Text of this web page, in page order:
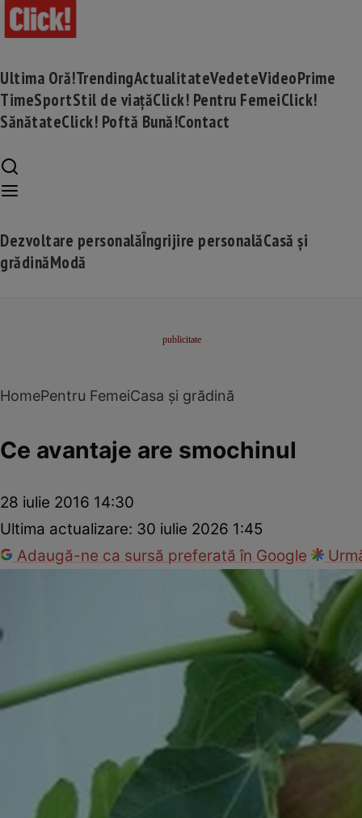
Ultima Oră!TrendingActualitateVedeteVideoPrime
TimeSportStil de viațăClick! Pentru FemeiClick!
SănătateClick! Poftă Bună!Contact
Dezvoltare personalăÎngrijire personalăCasă și
grădinăModă
HomePentru FemeiCasa și grădină
Ce avantaje are smochinul
28 iulie 2016 14:30
Ultima actualizare: 30 iulie 2026 1:45
Adaugă-ne ca sursă preferată în Google